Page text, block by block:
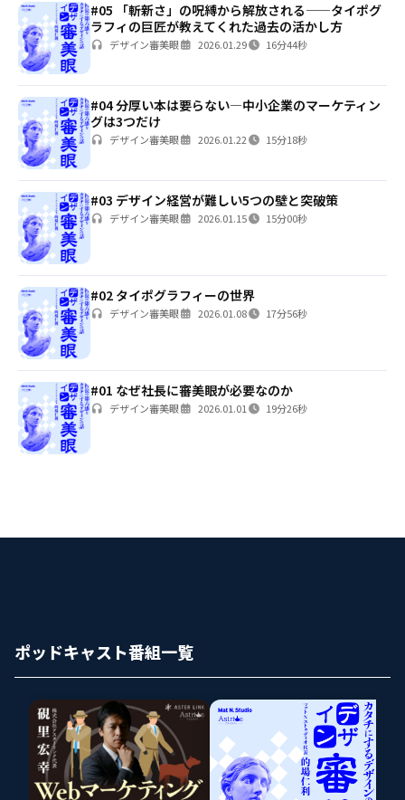
#05 「斬新さ」の呪縛から解放される——タイポグ
ラフィの巨匠が教えてくれた過去の活かし方
デザイン審美眼 2026.01.29 16分44秒
#04 分厚い本は要らない—中小企業のマーケティン
グは3つだけ
デザイン審美眼 2026.01.22 15分18秒
#03 デザイン経営が難しい5つの壁と突破策
デザイン審美眼 2026.01.15 15分00秒
#02 タイポグラフィーの世界
デザイン審美眼 2026.01.08 17分56秒
#01 なぜ社長に審美眼が必要なのか
デザイン審美眼 2026.01.01 19分26秒
ポッドキャスト番組一覧